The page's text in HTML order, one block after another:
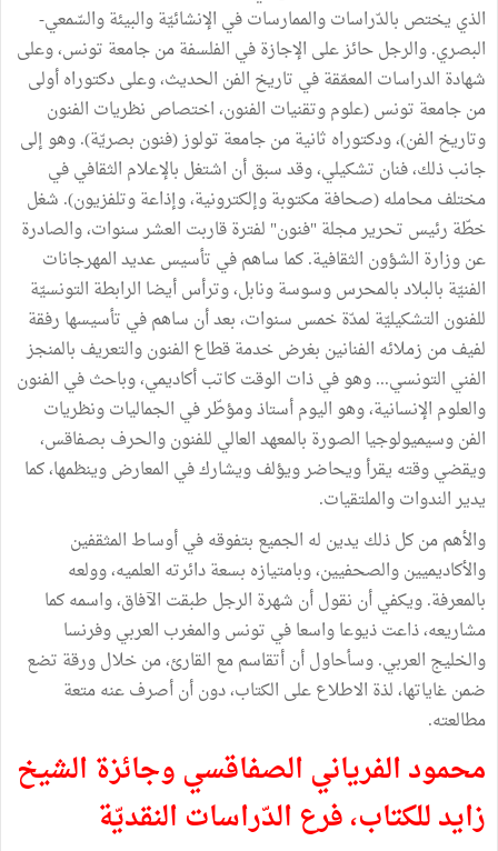
الذي يختص بالدّراسات والممارسات في الإنشائيّة والبيئة والسّمعي-
البصري. والرجل حائز على الإجازة في الفلسفة من جامعة تونس، وعلى
شهادة الدراسات المعمّقة في تاريخ الفن الحديث، وعلى دكتوراه أولى
من جامعة تونس (علوم وتقنيات الفنون، اختصاص نظريات الفنون
وتاريخ الفن)، ودكتوراه ثانية من جامعة تولوز (فنون بصريّة). وهو إلى
جانب ذلك، فنان تشكيلي، وقد سبق أن اشتغل بالإعلام الثقافي في
مختلف محامله (صحافة مكتوبة وإلكترونية، وإذاعة وتلفزيون). شغل
خطّة رئيس تحرير مجلة "فنون" لفترة قاربت العشر سنوات، والصادرة
عن وزارة الشؤون الثقافية. كما ساهم في تأسيس عديد المهرجانات
الفنيّة بالبلاد بالمحرس وسوسة ونابل، وترأس أيضا الرابطة التونسيّة
للفنون التشكيليّة لمدّة خمس سنوات، بعد أن ساهم في تأسيسها رفقة
لفيف من زملائه الفنانين بغرض خدمة قطاع الفنون والتعريف بالمنجز
الفني التونسي... وهو في ذات الوقت كاتب أكاديمي، وباحث في الفنون
والعلوم الإنسانية، وهو اليوم أستاذ ومؤطّر في الجماليات ونظريات
الفن وسيميولوجيا الصورة بالمعهد العالي للفنون والحرف بصفاقس،
ويقضي وقته يقرأ ويحاضر ويؤلف ويشارك في المعارض وينظمها، كما
يدير الندوات والملتقيات.
والأهم من كل ذلك يدين له الجميع بتفوقه في أوساط المثقفين
والأكاديميين والصحفيين، وبامتيازه بسعة دائرته العلميه، وولعه
بالمعرفة. ويكفي أن نقول أن شهرة الرجل طبقت الآفاق، واسمه كما
مشاريعه، ذاعت ذيوعا واسعا في تونس والمغرب العربي وفرنسا
والخليج العربي. وسأحاول أن أتقاسم مع القارئ، من خلال ورقة تضع
ضمن غاياتها، لذة الاطلاع على الكتاب، دون أن أصرف عنه متعة
مطالعته.
محمود الفرياني الصفاقسي وجائزة الشيخ
زايد للكتاب، فرع الدّراسات النقديّة